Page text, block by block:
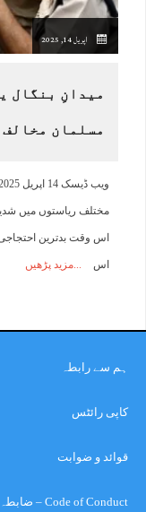
اپریل 14, 2025
میدانِ بنگال
مسلمان
مختلف ریاستوں میں
اس وقت بدترین
اس مزید پڑھیں
ہم سے رابطہ
کاپی رائٹس
قوائد و ضوابت
Code of Conduct – ضابطہ اخلاق